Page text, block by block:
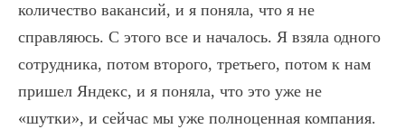
количество вакансий, и я поняла, что я не
справляюсь. С этого все и началось. Я взяла одного
сотрудника, потом второго, третьего, потом к нам
пришел Яндекс, и я поняла, что это уже не
«шутки», и сейчас мы уже полноценная компания.